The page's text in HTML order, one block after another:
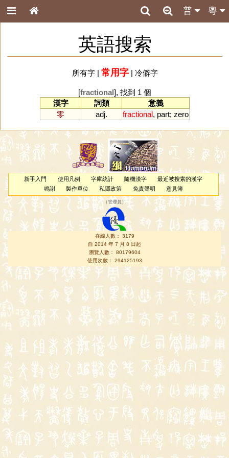
粵
普
英語搜索
所有字| 常用字| 冷僻字
[fractional], 找到 1 個
漢字
詞類
意義
零
adj. fractional, part; zero
新手入門 使用凡例 字庫統計 隨機漢字
最近被搜索的漢字
鳴謝
製作單位 私隱政策 免責聲明 意見簿
（管理員 ）
在線人數： 3179
自 2014 年 7 月 8 日起
瀏覽人數： 80179604
使用次數： 294125193